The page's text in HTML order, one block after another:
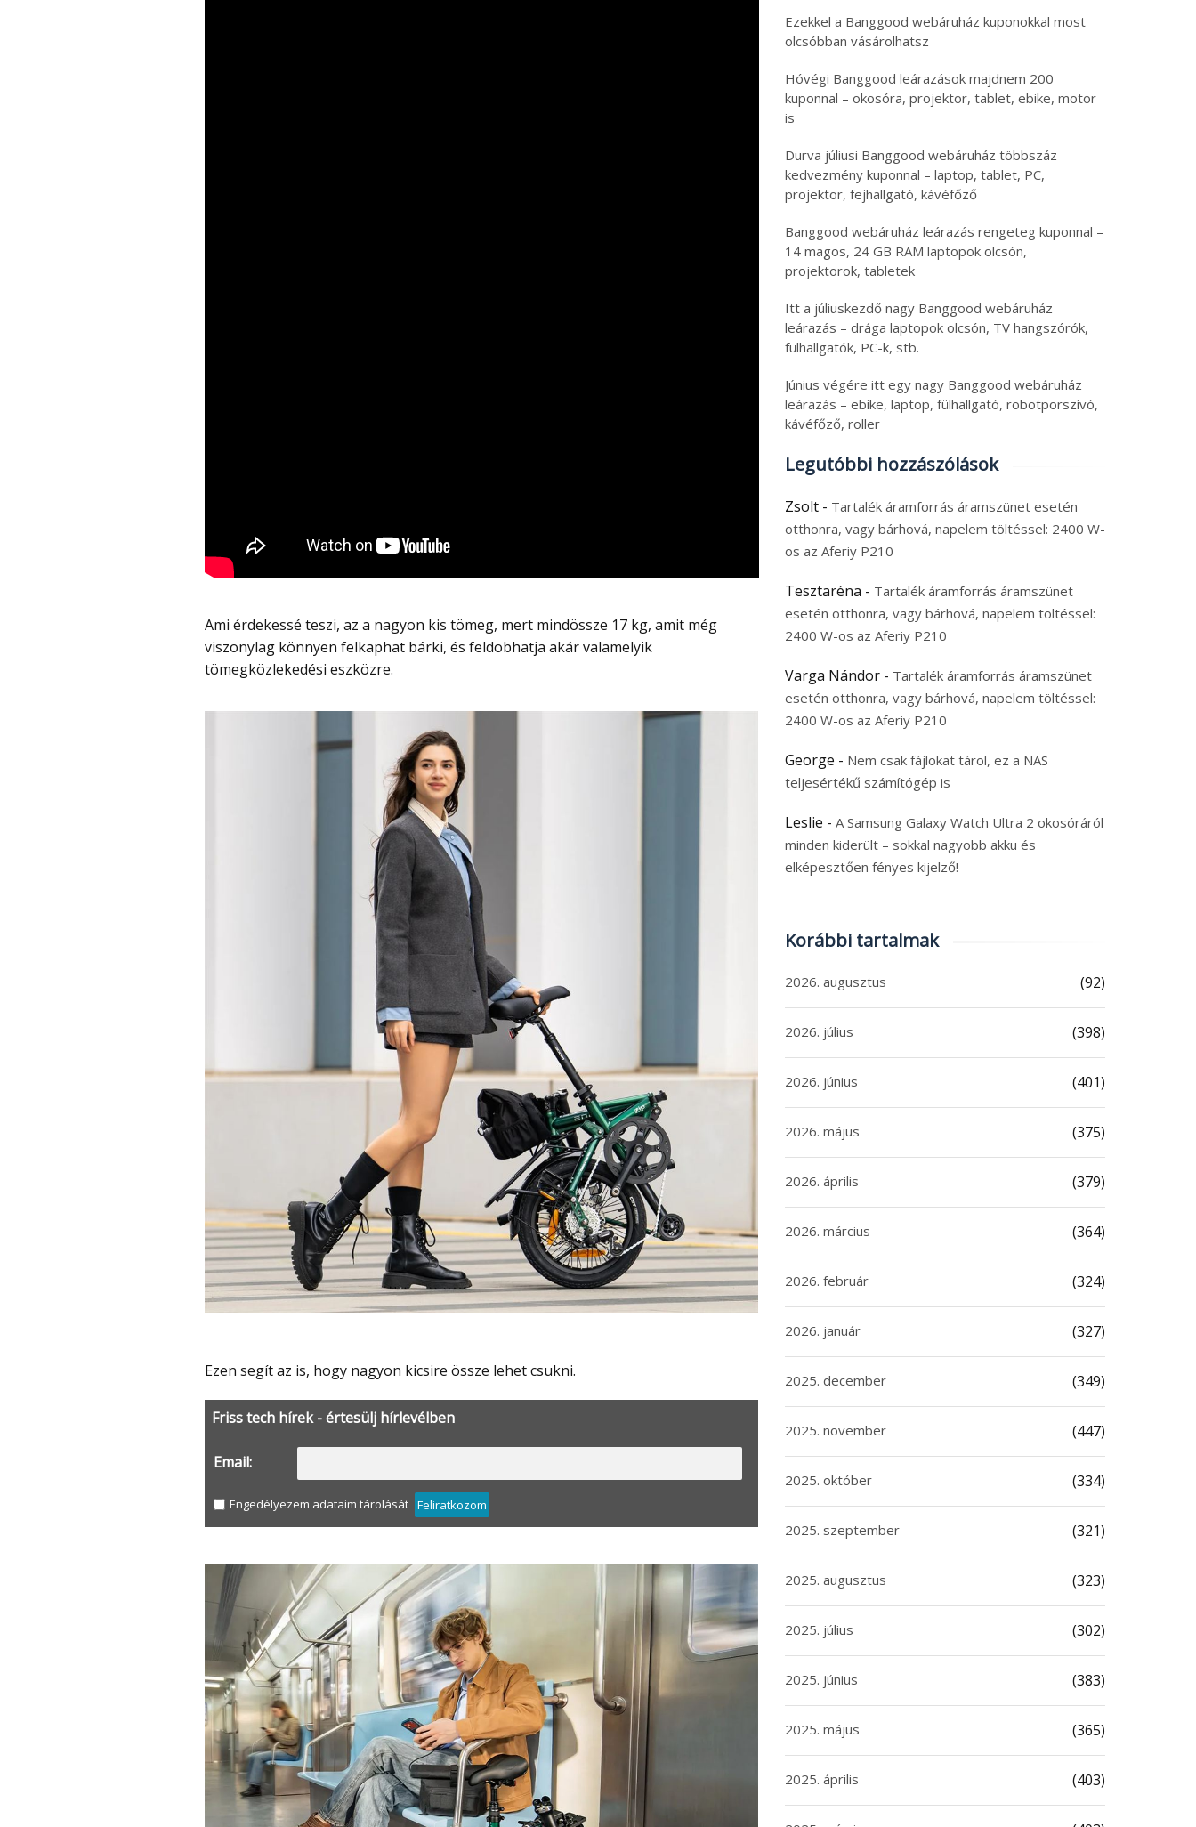
Ami érdekessé teszi, az a nagyon kis tömeg, mert mindössze 17 kg, amit még
viszonylag könnyen felkaphat bárki, és feldobhatja akár valamelyik
tömegközlekedési eszközre.
Ezen segít az is, hogy nagyon kicsire össze lehet csukni.
Friss tech hírek - értesülj hírlevélben
Email:
Engedélyezem adataim tárolását Feliratkozom
Ezekkel a Banggood webáruház kuponokkal most
olcsóbban vásárolhatsz
Hóvégi Banggood leárazások majdnem 200
kuponnal – okosóra, projektor, tablet, ebike, motor
is
Durva júliusi Banggood webáruház többszáz
kedvezmény kuponnal – laptop, tablet, PC,
projektor, fejhallgató, kávéfőző
Banggood webáruház leárazás rengeteg kuponnal –
14 magos, 24 GB RAM laptopok olcsón,
projektorok, tabletek
Itt a júliuskezdő nagy Banggood webáruház
leárazás – drága laptopok olcsón, TV hangszórók,
fülhallgatók, PC-k, stb.
Június végére itt egy nagy Banggood webáruház
leárazás – ebike, laptop, fülhallgató, robotporszívó,
kávéfőző, roller
Legutóbbi hozzászólások
Zsolt - Tartalék áramforrás áramszünet esetén
otthonra, vagy bárhová, napelem töltéssel: 2400 W-
os az Aferiy P210
Tesztaréna - Tartalék áramforrás áramszünet
esetén otthonra, vagy bárhová, napelem töltéssel:
2400 W-os az Aferiy P210
Varga Nándor - Tartalék áramforrás áramszünet
esetén otthonra, vagy bárhová, napelem töltéssel:
2400 W-os az Aferiy P210
George - Nem csak fájlokat tárol, ez a NAS
teljesértékű számítógép is
Leslie - A Samsung Galaxy Watch Ultra 2 okosóráról
minden kiderült – sokkal nagyobb akku és
elképesztően fényes kijelző!
Korábbi tartalmak
2026. augusztus (92)
2026. július (398)
2026. június (401)
2026. május (375)
2026. április (379)
2026. március (364)
2026. február (324)
2026. január (327)
2025. december (349)
2025. november (447)
2025. október (334)
2025. szeptember (321)
2025. augusztus (323)
2025. július (302)
2025. június (383)
2025. május (365)
2025. április (403)